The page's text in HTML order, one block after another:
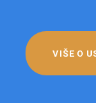
VIŠE O